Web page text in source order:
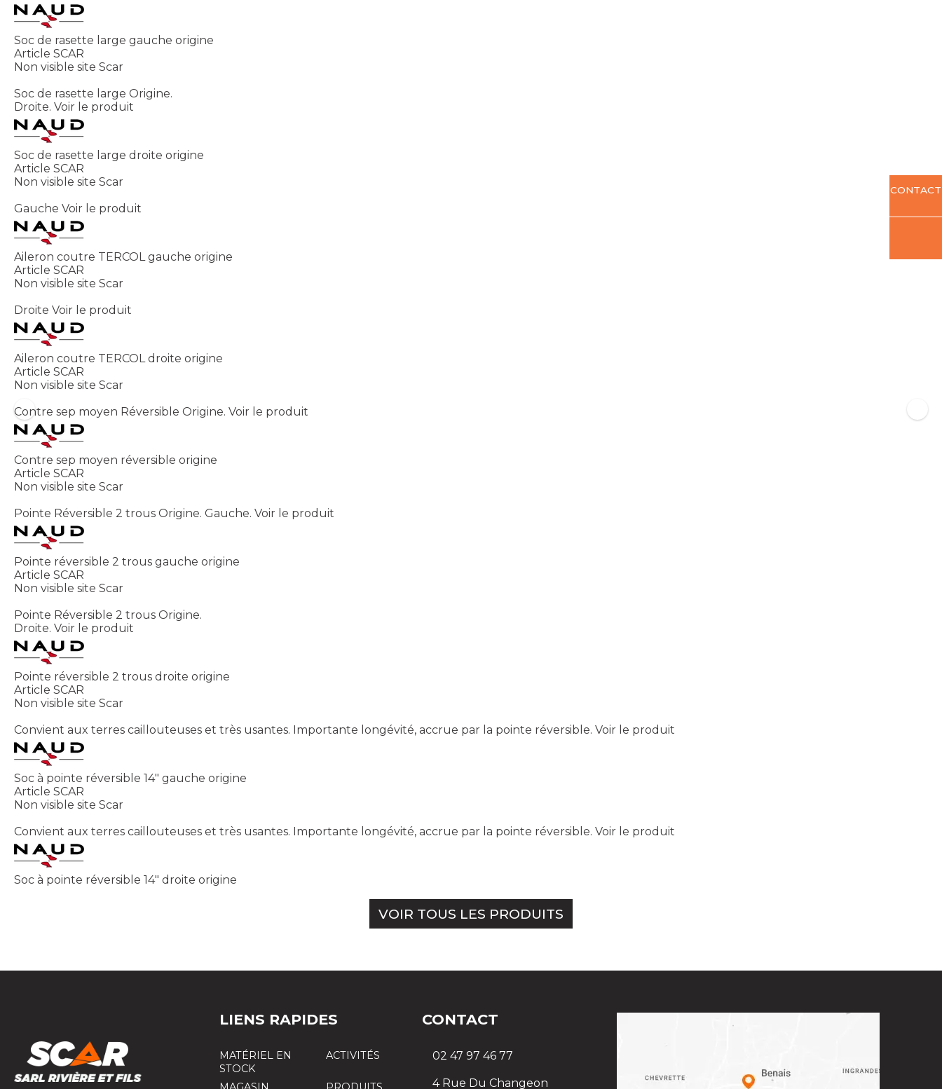
Soc de rasette large gauche origine
Article SCAR
Non visible site Scar
Soc de rasette large Origine.
Droite. Voir le produit
Soc de rasette large droite origine
Article SCAR
Non visible site Scar
Gauche Voir le produit
Aileron coutre TERCOL gauche origine
Article SCAR
Non visible site Scar
Droite Voir le produit
Aileron coutre TERCOL droite origine
Article SCAR
Non visible site Scar
Contre sep moyen Réversible Origine. Voir le produit
Contre sep moyen réversible origine
Article SCAR
Non visible site Scar
Pointe Réversible 2 trous Origine. Gauche. Voir le produit
Pointe réversible 2 trous gauche origine
Article SCAR
Non visible site Scar
Pointe Réversible 2 trous Origine.
Droite. Voir le produit
Pointe réversible 2 trous droite origine
Article SCAR
Non visible site Scar
Convient aux terres caillouteuses et très usantes. Importante longévité, accrue par la pointe réversible. Voir le produit
Soc à pointe réversible 14" gauche origine
Article SCAR
Non visible site Scar
Convient aux terres caillouteuses et très usantes. Importante longévité, accrue par la pointe réversible. Voir le produit
Soc à pointe réversible 14" droite origine
VOIR TOUS LES PRODUITS
CONTACT
LIENS RAPIDES
MATÉRIEL EN
STOCK
ACTIVITÉS
CONTACT
02 47 97 46 77
4 Rue Du Changeon